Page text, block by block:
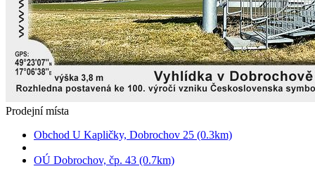
Prodejní místa
Obchod U Kapličky, Dobrochov 25 (0.3km)
OÚ Dobrochov, čp. 43 (0.7km)